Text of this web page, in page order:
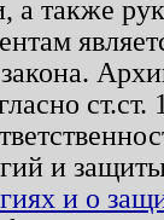
а также
и
и о